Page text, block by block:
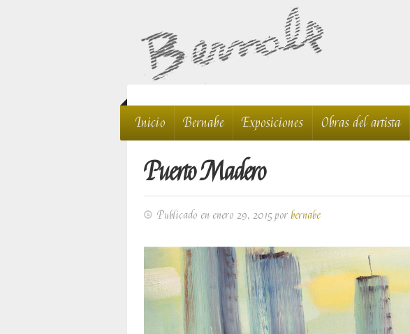
Inicio Bernabe Exposiciones Obras del artista
Puerto Madero
Publicado en enero 29, 2015 por bernabe